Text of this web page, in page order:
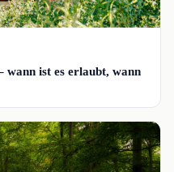
wann ist es erlaubt, wann